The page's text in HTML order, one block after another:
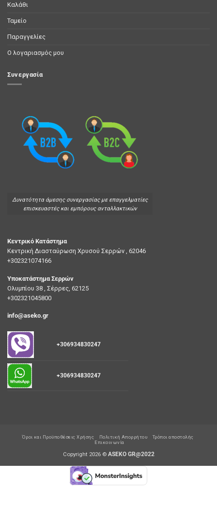
Καλάθι
Ταμείο
Παραγγελίες
Ο λογαριασμός μου
Συνεργασία
Δυνατότητα άμεσης συνεργασίας με επαγγελματίες
επισκευαστές και εμπόρους ανταλλακτικών
Κεντρικό Κατάστημα
Κεντρική Διασταύρωση Χρυσού Σερρών , 62046
+302321074166
Υποκατάστημα Σερρών
Ολυμπίου 38 , Σέρρες, 62125
+302321045800
info@aseko.gr
+306934830247
+306934830247
Όροι και Προϋποθέσεις Χρήσης Πολιτική Απορρήτου
Τρόποι αποστολής
Επικοινωνία
Copyright 2026 © ASEKO GR@2022